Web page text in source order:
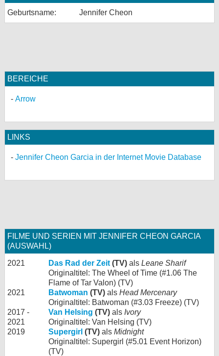
Geburtsname: Jennifer Cheon
BEREICHE
Arrow
LINKS
Jennifer Cheon Garcia in der Internet Movie Database
FILME UND SERIEN MIT JENNIFER CHEON GARCIA
(AUSWAHL)
2021 Das Rad der Zeit (TV) als Leane Sharif
Originaltitel: The Wheel of Time (#1.06 The
Flame of Tar Valon) (TV)
2021
Batwoman (TV) als Head Mercenary
Originaltitel: Batwoman (#3.03 Freeze) (TV)
2017 -
2021
Van Helsing (TV) als Ivory
Originaltitel: Van Helsing (TV)
2019
Supergirl (TV) als Midnight
Originaltitel: Supergirl (#5.01 Event Horizon)
(TV)
Forum
Datenschutz
Cookie-Einstellungen
Desktop-Ansicht